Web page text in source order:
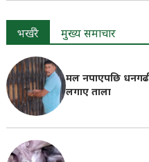
भर्खरै मुख्य समाचार
मल नपाएपछि
लगाए ताला